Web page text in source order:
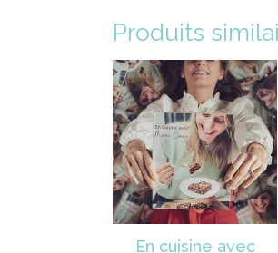
Produits
En cuisine avec